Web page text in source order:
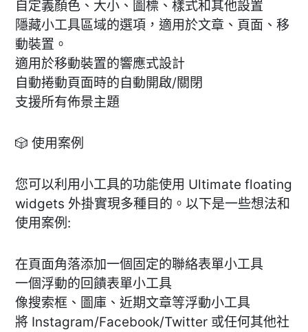
自定義顏色、大小、圖標、樣式和其他設置
隱藏小工具區域的選項，適用於文章、頁面、移
動裝置。
適用於移動裝置的響應式設計
自動捲動頁面時的自動開啟/關閉
支援所有佈景主題
🎲 使用案例
您可以利用小工具的功能使用 Ultimate floating
widgets 外掛實現多種目的。以下是一些想法和
使用案例:
在頁面角落添加一個固定的聯絡表單小工具
一個浮動的回饋表單小工具
像搜索框、圖庫、近期文章等浮動小工具
將 Instagram/Facebook/Twitter 或任何其他社